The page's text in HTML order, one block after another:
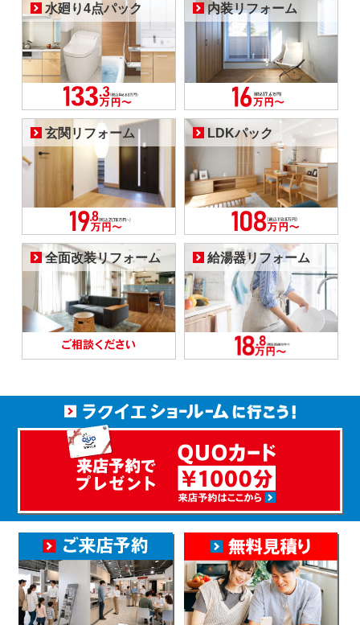
水廻り4点パック 内装リフォーム
玄関リフォーム LDKパック
全面改装リフォーム 給湯器リフォーム